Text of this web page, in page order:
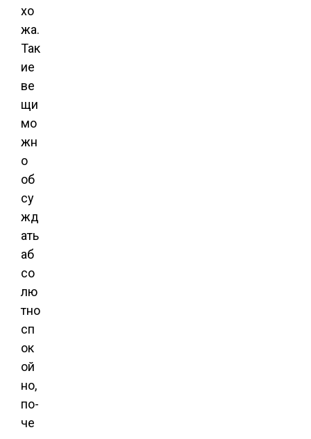
хо
жа.
Так
ие
ве
щи
мо
жн
о
об
су
жд
ать
аб
со
лю
тно
сп
ок
ой
но,
по-
че